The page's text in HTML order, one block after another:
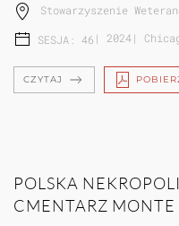
Stowarzyszenie
SESJA: 46 | 2024|
CZYTAJ
POLSKA
CMENTARZ MONTE